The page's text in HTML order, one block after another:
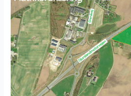
blot
en
parentes?